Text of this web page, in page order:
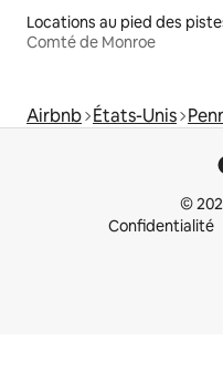
Locations au pied des
Comté de Monroe
Airbnb États-Unis
©
Confidentialité